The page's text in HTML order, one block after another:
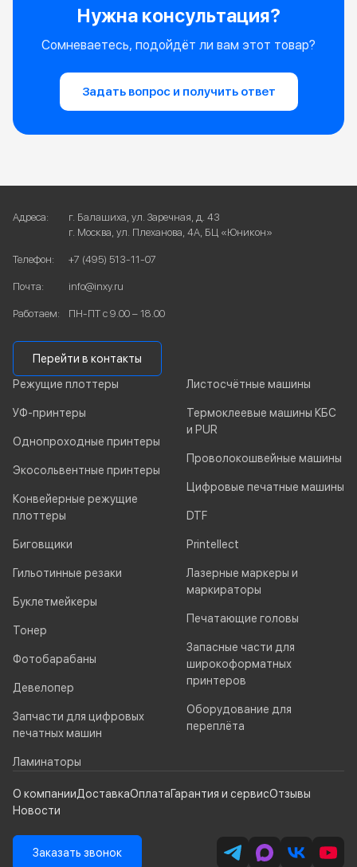
Нужна консультация?
Сомневаетесь, подойдёт ли вам этот товар?
Задать вопрос и получить ответ
Режущие плоттеры
УФ-принтеры
Однопроходные принтеры
Экосольвентные принтеры
Конвейерные режущие
плоттеры
Биговщики
Гильотинные резаки
Буклетмейкеры
Тонер
Фотобарабаны
Девелопер
Запчасти для цифровых
печатных машин
Ламинаторы
Листосчётные машины
Термоклеевые машины КБС
и PUR
Проволокошвейные машины
Цифровые печатные машины
DTF
Printellect
Лазерные маркеры и
маркираторы
Печатающие головы
Запасные части для
широкоформатных
принтеров
Оборудование для
переплёта
О компанииДоставкаОплатаГарантия и сервисОтзывы
Новости
Адреса:
г. Балашиха, ул. Заречная, д. 43
г. Москва, ул. Плеханова, 4А, БЦ «Юникон»
Телефон: +7 (495) 513-11-07
Почта: info@inxy.ru
Работаем: ПН-ПТ с 9.00 – 18.00
Перейти в контакты
Заказать звонок